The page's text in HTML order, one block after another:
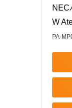
NEC
W
PA-